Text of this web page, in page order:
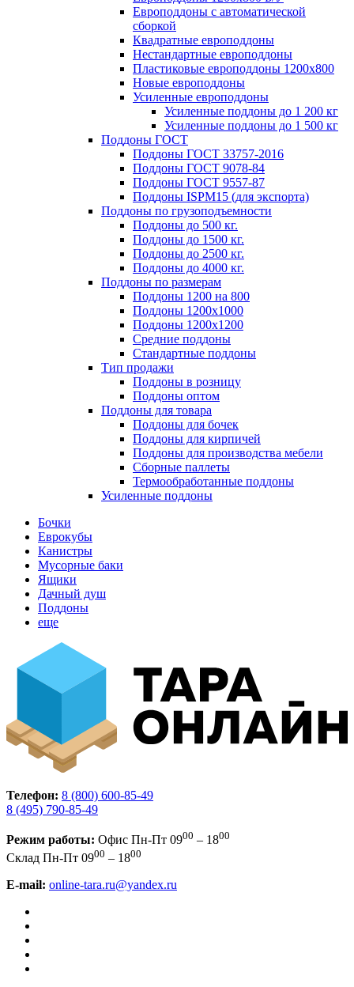
Европоддоны с автоматической
сборкой
Квадратные европоддоны
Нестандартные европоддоны
Пластиковые европоддоны 1200х800
Новые европоддоны
Усиленные европоддоны
Усиленные поддоны до 1 200 кг
Усиленные поддоны до 1 500 кг
Поддоны ГОСТ
Поддоны ГОСТ 33757-2016
Поддоны ГОСТ 9078-84
Поддоны ГОСТ 9557-87
Поддоны ISPM15 (для экспорта)
Поддоны по грузоподъемности
Поддоны до 500 кг.
Поддоны до 1500 кг.
Поддоны до 2500 кг.
Поддоны до 4000 кг.
Поддоны по размерам
Поддоны 1200 на 800
Поддоны 1200х1000
Поддоны 1200х1200
Средние поддоны
Стандартные поддоны
Тип продажи
Поддоны в розницу
Поддоны оптом
Поддоны для товара
Поддоны для бочек
Поддоны для кирпичей
Поддоны для производства мебели
Сборные паллеты
Термообработанные поддоны
Усиленные поддоны
Бочки
Еврокубы
Канистры
Мусорные баки
Ящики
Дачный душ
Поддоны
еще
Телефон: 8 (800) 600-85-49
8 (495) 790-85-49
Режим работы: Офис Пн-Пт 0900 – 1800
Склад Пн-Пт 0900 – 1800
E-mail: online-tara.ru@yandex.ru